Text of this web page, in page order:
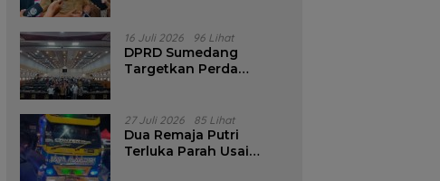
16 Juli 2026 96 Lihat
DPRD Sumedang
Targetkan Perda
Pencalonan Diperjelas
27 Juli 2026 85 Lihat
Dua Remaja Putri
Terluka Parah Usai